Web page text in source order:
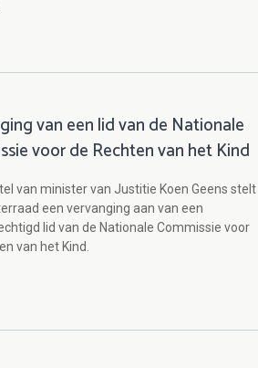
van een lid van de Nationale
voor de Rechten van het Kind
van minister van Justitie Koen Geens stelt
een vervanging aan van een
lid van de Nationale Commissie voor
van het Kind.